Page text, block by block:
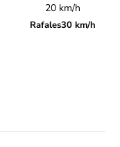
20 km/h
Rafales30 km/h